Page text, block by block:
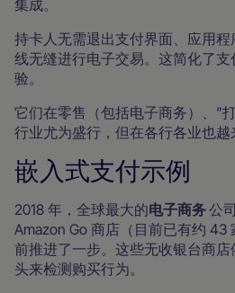
集成。
持卡人无需退出支付界面、应用
线无缝进行电子交易。这简化了
验。
它们在零售（包括电子商务）、"
行业尤为盛行，但在各行各业也越
嵌入式支付示例
2018 年，全球最大的电子商务公
Amazon Go 商店（目前已有约 43
前推进了一步。这些无收银台商
头来检测购买行为。